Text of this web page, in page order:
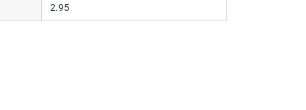
2.95